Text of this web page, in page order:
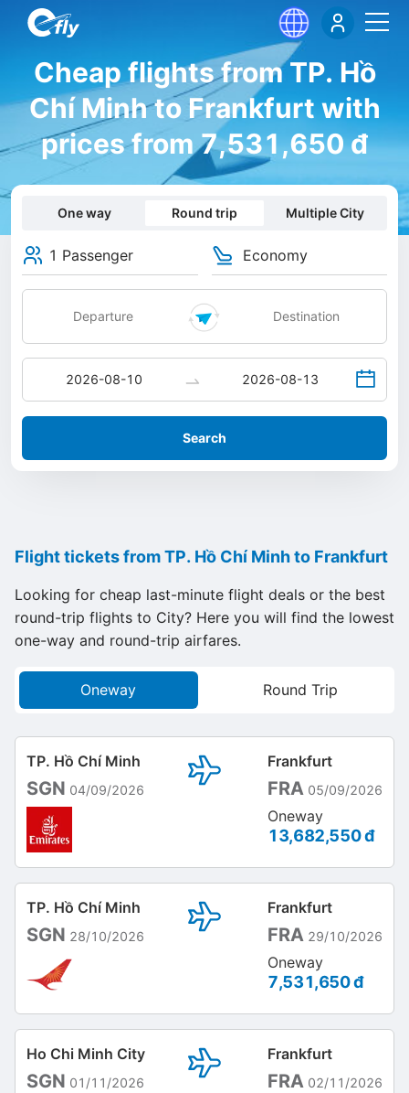
Cheap flights from TP. Hồ
Chí Minh to Frankfurt with
prices from 7,531,650 đ
One way Round trip Multiple City
1 Passenger Economy
Search
Flight tickets from TP. Hồ Chí Minh to Frankfurt
Looking for cheap last-minute flight deals or the best
round-trip flights to City? Here you will find the lowest
one-way and round-trip airfares.
Oneway Round Trip
TP. Hồ Chí Minh
SGN 04/09/2026
Frankfurt
FRA 05/09/2026
Oneway
13,682,550 đ
TP. Hồ Chí Minh
SGN 28/10/2026
Frankfurt
FRA 29/10/2026
Oneway
7,531,650 đ
Ho Chi Minh City
SGN 01/11/2026
Frankfurt
FRA 02/11/2026